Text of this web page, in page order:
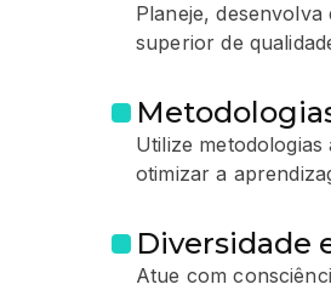
Planeje,
superior de
Utilize
otimizar a
Diversidade
Atue com